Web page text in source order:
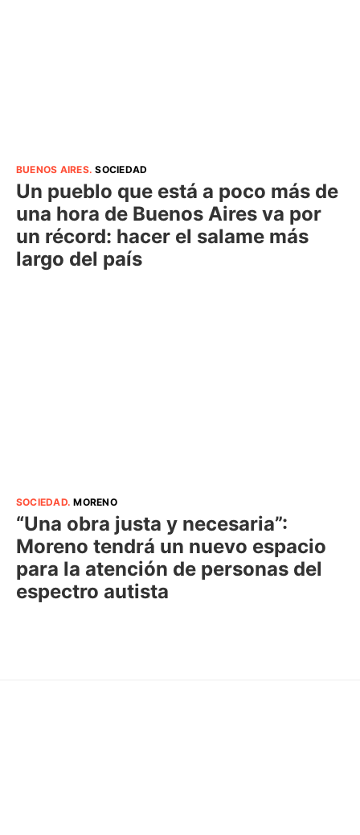
BUENOS AIRES.SOCIEDAD
Un pueblo que está a poco más de
una hora de Buenos Aires va por
un récord: hacer el salame más
largo del país
SOCIEDAD.MORENO
“Una obra justa y necesaria”:
Moreno tendrá un nuevo espacio
para la atención de personas del
espectro autista